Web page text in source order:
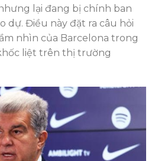
lại đang bị chính ban
dự. Điều này đặt ra câu hỏi
nhìn của Barcelona trong
liệt trên thị trường